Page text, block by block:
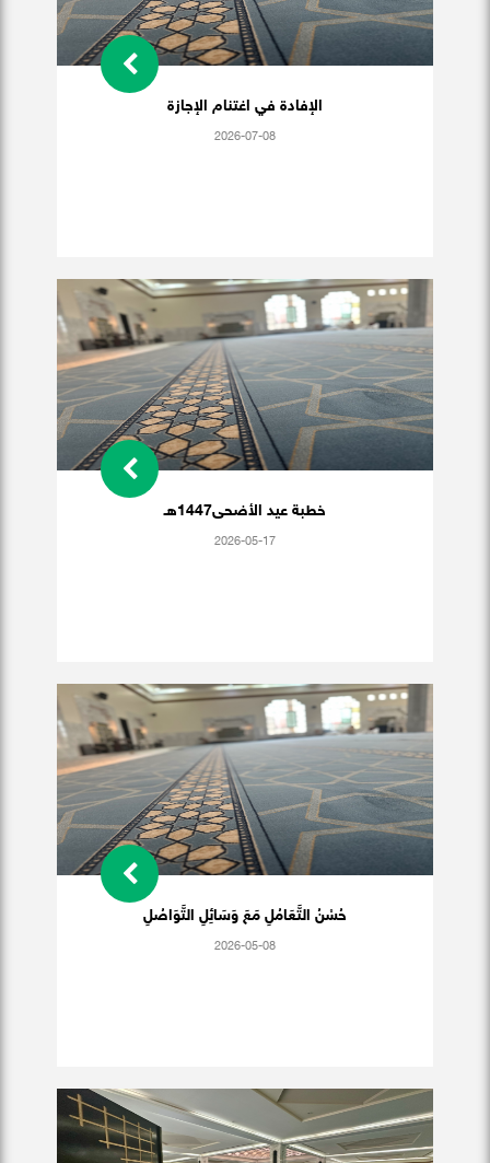
الإفادة في اغتنام الإجازة
2026-07-08
خطبة عيد الأضحى1447هـ
2026-05-17
حُسْنُ التَّعَامُلِ مَعَ وَسَائِلِ التَّوَاصُلِ
2026-05-08